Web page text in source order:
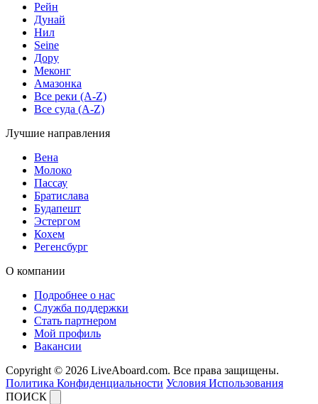
Рейн
Дунай
Нил
Seine
Дору
Меконг
Амазонка
Все реки (A-Z)
Все суда (A-Z)
Лучшие направления
Вена
Молоко
Пассау
Братислава
Будапешт
Эстергом
Кохем
Регенсбург
О компании
Подробнее о нас
Служба поддержки
Стать партнером
Мой профиль
Вакансии
Copyright © 2026 LiveAboard.com. Все права защищены.
Политика Конфиденциальности Условия Использования
ПОИСК